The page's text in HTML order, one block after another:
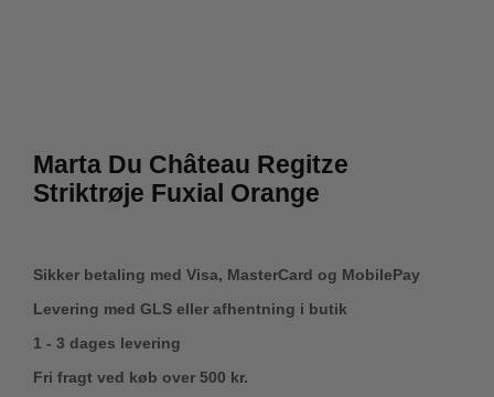
Marta Du Château Regitze
Striktrøje Fuxial Orange
Sikker betaling med Visa, MasterCard og MobilePay
Levering med GLS eller afhentning i butik
1 - 3 dages levering
Fri fragt ved køb over 500 kr.